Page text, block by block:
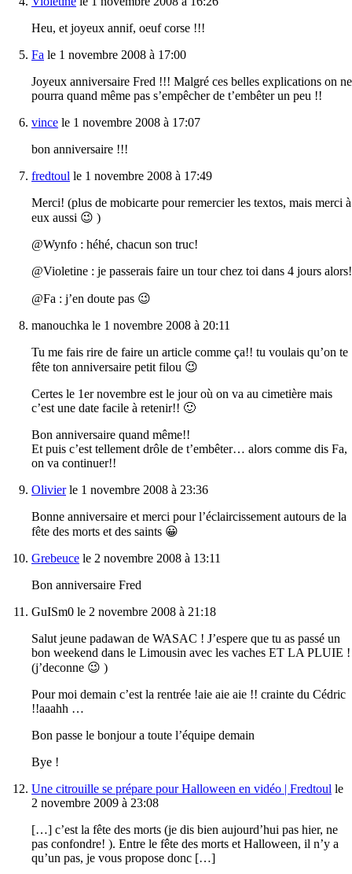
Heu, et joyeux annif, oeuf corse !!!
Fa le 1 novembre 2008 à 17:00
Joyeux anniversaire Fred !!! Malgré ces belles explications on ne
pourra quand même pas s’empêcher de t’embêter un peu !!
vince le 1 novembre 2008 à 17:07
bon anniversaire !!!
fredtoul le 1 novembre 2008 à 17:49
Merci! (plus de mobicarte pour remercier les textos, mais merci à
eux aussi 😉 )
@Wynfo : héhé, chacun son truc!
@Violetine : je passerais faire un tour chez toi dans 4 jours alors!
@Fa : j’en doute pas 😉
manouchka le 1 novembre 2008 à 20:11
Tu me fais rire de faire un article comme ça!! tu voulais qu’on te
fête ton anniversaire petit filou 😉
Certes le 1er novembre est le jour où on va au cimetière mais
c’est une date facile à retenir!! 🙂
Bon anniversaire quand même!!
Et puis c’est tellement drôle de t’embêter… alors comme dis Fa,
on va continuer!!
Olivierle 1 novembre 2008 à 23:36
Bonne anniversaire et merci pour l’éclaircissement autours de la
fête des morts et des saints 😀
Grebeuce le 2 novembre 2008 à 13:11
Bon anniversaire Fred
GuISm0 le 2 novembre 2008 à 21:18
Salut jeune padawan de WASAC ! J’espere que tu as passé un
bon weekend dans le Limousin avec les vaches ET LA PLUIE !
(j’deconne 😉 )
Pour moi demain c’est la rentrée !aie aie aie !! crainte du Cédric
!!aaahh …
Bon passe le bonjour a toute l’équipe demain
Bye !
Une citrouille se prépare pour Halloween en vidéo | Fredtoul le
2 novembre 2009 à 23:08
[…] c’est la fête des morts (je dis bien aujourd’hui pas hier, ne
pas confondre! ). Entre le fête des morts et Halloween, il n’y a
qu’un pas, je vous propose donc […]